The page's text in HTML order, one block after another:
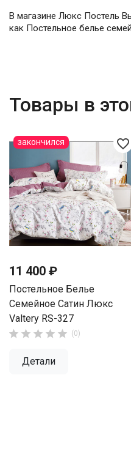
В магазине Люкс Постель
как Постельное белье
Товары в
favorite_border
11 400 ₽
Постельное Белье
Семейное Сатин Люкс
Valtery RS-327
     (0)
Детали
закончился